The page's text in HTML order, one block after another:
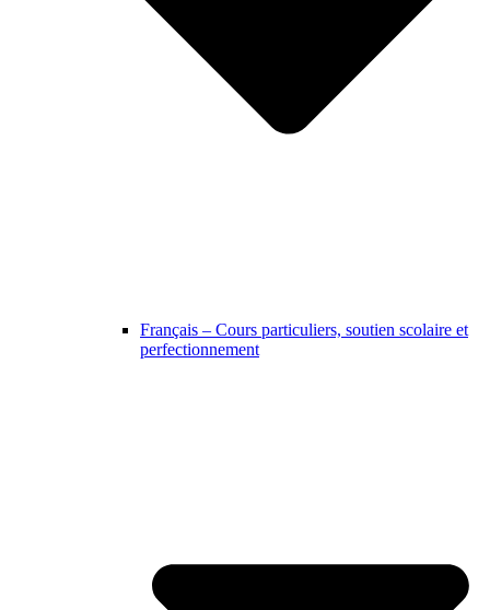
Français – Cours particuliers, soutien scolaire et
perfectionnement